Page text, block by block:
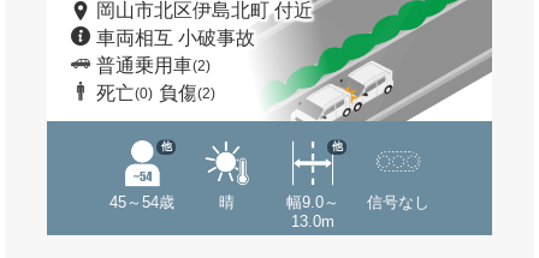
岡山市北区伊島北町 付近
車両相互 小破事故
普通乗用車(2)
死亡(0) 負傷(2)
45～54歳
他
晴
幅9.0～
13.0m
他
信号なし